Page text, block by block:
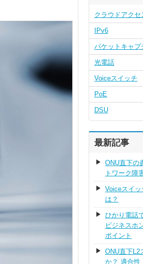
クラウドアクセ
IPv6
パケットキャプ
光電話
Voiceスイッチ
PoE
DSU
最新記事
ONU直下の
トワーク障
Voiceスイ
は？
ひかり電話
ビジネスホ
ポイント
ONU直下L2
か？ 適合性